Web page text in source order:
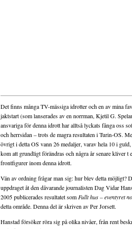
Det finns många TV-mässiga idrotter och en av mina
jaktstart (som lanserades av en norrman, Kjetil G.
ansvariga för denna idrott har alltså lyckats fånga oss
och herrsidan – trots de magra resultaten i Turin-OS.
övrigt i detta OS vann 26 medaljer, varav hela 10 i
kom att grundligt förändras och några år senare kliver
frontfigurer inom denna idrott.
Vän av ordning frågar man sig: hur blev detta möjligt?
uppdraget åt den dåvarande journalisten Dag Vidar
2005 publicerades resultatet som Fullt hus – eventyret
detta område. Denna del är skriven av Per Jorsett.
Hanstad försöker röra sig på olika nivåer, från rent